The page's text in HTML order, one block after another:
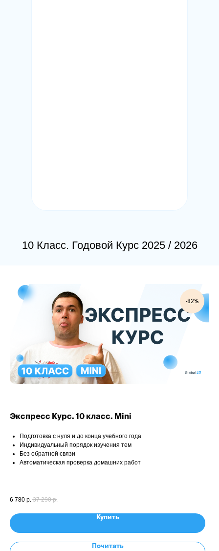
10 Класс. Годовой Курс 2025 / 2026
-82%
Экспресс Курс. 10 класс. Mini
Подготовка с нуля и до конца учебного года
Индивидуальный порядок изучения тем
Без обратной связи
Автоматическая проверка домашних работ
6 780 р. 37 290 р.
Купить
Почитать